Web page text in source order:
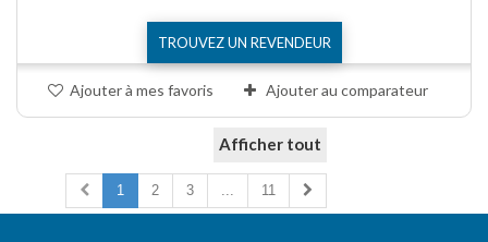
TROUVEZ UN REVENDEUR
Ajouter à mes favoris Ajouter au comparateur
Afficher tout
1 2 3 ... 11